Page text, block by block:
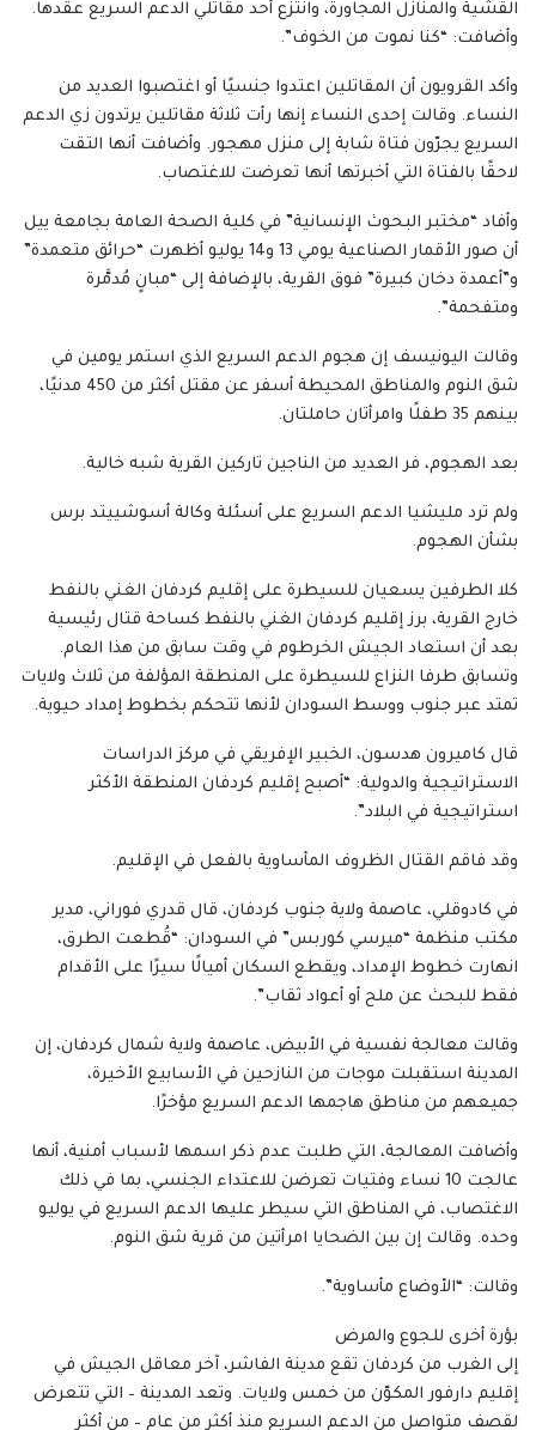
القشية والمنازل المجاورة، وانتزع أحد مقاتلي الدعم السريع عقدها.
وأضافت: “كنا نموت من الخوف”.
وأكد القرويون أن المقاتلين اعتدوا جنسيًا أو اغتصبوا العديد من
النساء. وقالت إحدى النساء إنها رأت ثلاثة مقاتلين يرتدون زي الدعم
السريع يجرّون فتاة شابة إلى منزل مهجور. وأضافت أنها التقت
لاحقًا بالفتاة التي أخبرتها أنها تعرضت للاغتصاب.
وأفاد “مختبر البحوث الإنسانية” في كلية الصحة العامة بجامعة ييل
أن صور الأقمار الصناعية يومي 13 و14 يوليو أظهرت “حرائق متعمدة”
و”أعمدة دخان كبيرة” فوق القرية، بالإضافة إلى “مبانٍ مُدمَّرة
ومتفحمة”.
وقالت اليونيسف إن هجوم الدعم السريع الذي استمر يومين في
شق النوم والمناطق المحيطة أسفر عن مقتل أكثر من 450 مدنيًا،
بينهم 35 طفلًا وامرأتان حاملتان.
بعد الهجوم، فر العديد من الناجين تاركين القرية شبه خالية.
ولم ترد مليشيا الدعم السريع على أسئلة وكالة أسوشييتد برس
بشأن الهجوم.
كلا الطرفين يسعيان للسيطرة على إقليم كردفان الغني بالنفط
خارج القرية، برز إقليم كردفان الغني بالنفط كساحة قتال رئيسية
بعد أن استعاد الجيش الخرطوم في وقت سابق من هذا العام.
وتسابق طرفا النزاع للسيطرة على المنطقة المؤلفة من ثلاث ولايات
تمتد عبر جنوب ووسط السودان لأنها تتحكم بخطوط إمداد حيوية.
قال كاميرون هدسون، الخبير الإفريقي في مركز الدراسات
الاستراتيجية والدولية: “أصبح إقليم كردفان المنطقة الأكثر
استراتيجية في البلاد”.
وقد فاقم القتال الظروف المأساوية بالفعل في الإقليم.
في كادوقلي، عاصمة ولاية جنوب كردفان، قال قدري فوراني، مدير
مكتب منظمة “ميرسي كوربس” في السودان: “قُطعت الطرق،
انهارت خطوط الإمداد، ويقطع السكان أميالًا سيرًا على الأقدام
فقط للبحث عن ملح أو أعواد ثقاب”.
وقالت معالجة نفسية في الأبيض، عاصمة ولاية شمال كردفان، إن
المدينة استقبلت موجات من النازحين في الأسابيع الأخيرة،
جميعهم من مناطق هاجمها الدعم السريع مؤخرًا.
وأضافت المعالجة، التي طلبت عدم ذكر اسمها لأسباب أمنية، أنها
عالجت 10 نساء وفتيات تعرضن للاعتداء الجنسي، بما في ذلك
الاغتصاب، في المناطق التي سيطر عليها الدعم السريع في يوليو
وحده. وقالت إن بين الضحايا امرأتين من قرية شق النوم.
وقالت: “الأوضاع مأساوية”.
بؤرة أخرى للجوع والمرض
إلى الغرب من كردفان تقع مدينة الفاشر، آخر معاقل الجيش في
إقليم دارفور المكوّن من خمس ولايات. وتعد المدينة – التي تتعرض
لقصف متواصل من الدعم السريع منذ أكثر من عام – من أكثر